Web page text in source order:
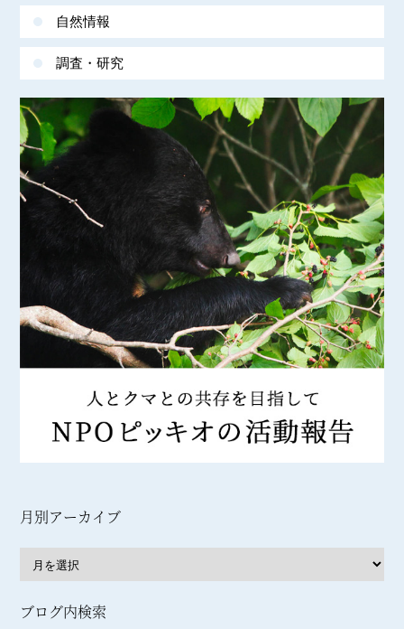
自然情報
調査・研究
月別アーカイブ
ブログ内検索